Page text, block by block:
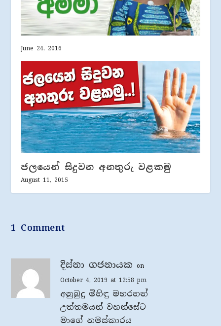
June 24, 2016
ජලයෙන් සිදුවන අනතුරු වළකමු
August 11, 2015
1 Comment
දිස්නා ගජනායක on
October 4, 2019 at 12:58 pm
අනුබුදු මිහිඳු මහරහත්
උත්තමයන් වහන්සේට
මාගේ නමස්කාරය